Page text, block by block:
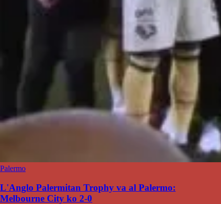
Palermo
L'Anglo Palermitan Trophy va al Palermo:
Melbourne City ko 2-0